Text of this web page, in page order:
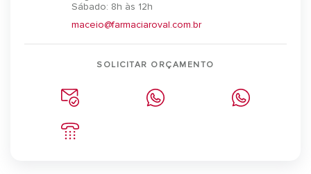
Sábado: 8h às 12h
maceio@farmaciaroval.com.br
SOLICITAR ORÇAMENTO